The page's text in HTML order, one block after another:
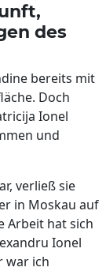
des
bereits mit
Doch
Ionel
und
verließ sie
in Moskau auf
Arbeit hat sich
Ionel
war ich